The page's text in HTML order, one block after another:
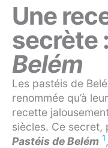
Une
secrète :
Belém
Les pastéis de
renommée qu’à
recette
siècles. Ce secret,
Pastéis de Belém 1